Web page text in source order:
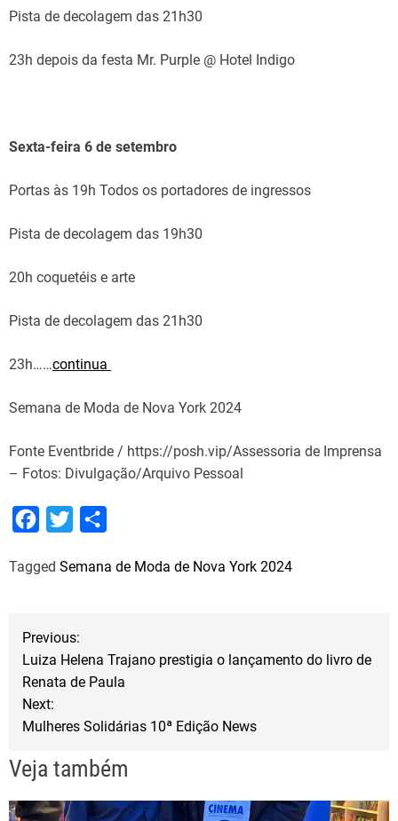
Pista de decolagem das 21h30
23h depois da festa Mr. Purple @ Hotel Indigo
Sexta-feira 6 de setembro
Portas às 19h Todos os portadores de ingressos
Pista de decolagem das 19h30
20h coquetéis e arte
Pista de decolagem das 21h30
23h……continua
Semana de Moda de Nova York 2024
Fonte Eventbride / https://posh.vip/Assessoria de Imprensa
– Fotos: Divulgação/Arquivo Pessoal
c
o
o
k
i
e
r
a
Tagged Semana de Moda de Nova York 2024
N
e
g
Previous:
Luiza Helena Trajano prestigia o lançamento do livro de
Renata de Paula
Next:
Mulheres Solidárias 10ª Edição News
Veja também